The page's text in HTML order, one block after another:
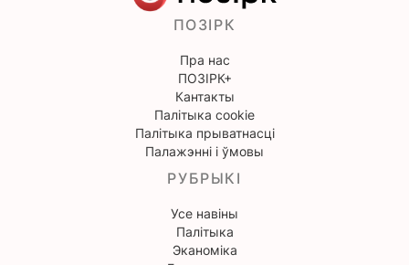
ПОЗІРК
Пра нас
ПОЗІРК+
Кантакты
Палітыка cookie
Палітыка прыватнасці
Палажэнні і ўмовы
РУБРЫКІ
Усе навіны
Палітыка
Эканоміка